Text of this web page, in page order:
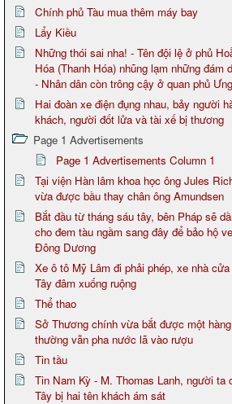
Chính phủ Tàu mua thêm máy bay
Lẩy Kiều
Những thói sai nha! - Tên đội lệ ở phủ
Hóa (Thanh Hóa) nhũng lạm những đám
- Nhân dân còn trông cậy ở quan phủ
Hai đoàn xe điện đụng nhau, bảy người
khách, người đốt lửa và tài xế bị thương
Page 1 Advertisements
Page 1 Advertisements Column 1
Tại viện Hàn lâm khoa học ông Jules
vừa được bầu thay chân ông Amundsen
Bắt đầu từ tháng sáu tây, bên Pháp sẽ
cho đem tàu ngầm sang đây để bảo hộ
Đông Dương
Xe ô tô Mỹ Lâm đi phải phép, xe nhà
Tây đâm xuống ruộng
Thể thao
Sở Thương chính vừa bắt được một
thường vẫn pha nước lã vào rượu
Tin tầu
Tin Nam Kỳ - M. Thomas Lanh, người ta
Tây bị hai tên khách ám sát